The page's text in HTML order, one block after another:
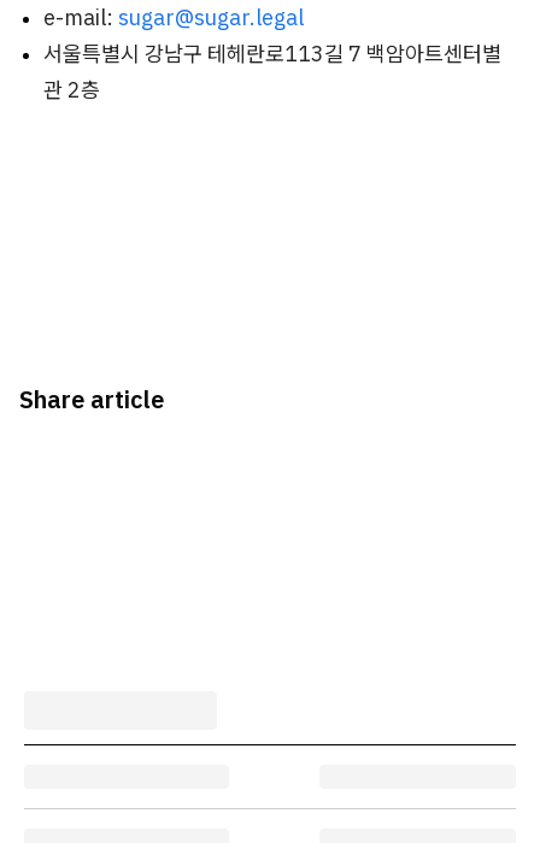
e-mail: sugar@sugar.legal
서울특별시 강남구 테헤란로113길 7 백암아트센터별
관 2층
Share article